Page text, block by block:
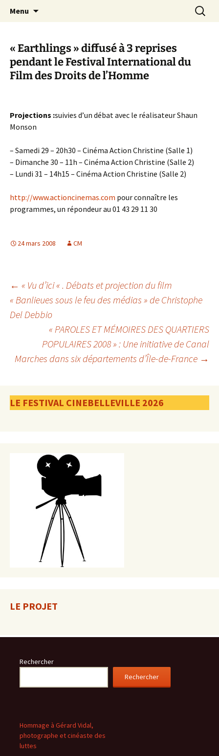
Canal Marches
Menu
« Earthlings » diffusé à 3 reprises
pendant le Festival International du
Film des Droits de l’Homme
Projections :suivies d’un débat avec le réalisateur Shaun
Monson
– Samedi 29 – 20h30 – Cinéma Action Christine (Salle 1)
– Dimanche 30 – 11h – Cinéma Action Christine (Salle 2)
– Lundi 31 – 14h15 – Cinéma Action Christine (Salle 2)
http://www.actioncinemas.com pour connaître les
programmes, un répondeur au 01 43 29 11 30
24 mars 2008 CM
Navigation
des
articles
← « Vu d’ici « . Débats et projection du film
« Banlieues sous le feu des médias » de Christophe
Del Debbio
« PAROLES ET MÉMOIRES DES QUARTIERS
POPULAIRES 2008 » : Une initiative de Canal
Marches dans six départements d’Île-de-France →
LE FESTIVAL CINEBELLEVILLE 2026
LE PROJET
Rechercher
Rechercher
Hommage à Gérard Vidal,
photographe et cinéaste des
luttes